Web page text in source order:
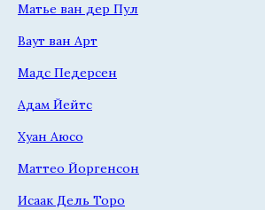
Матье ван дер Пул
Ваут ван Арт
Мадс Педерсен
Адам Йейтс
Хуан Аюсо
Маттео Йоргенсон
Исаак Дель Торо